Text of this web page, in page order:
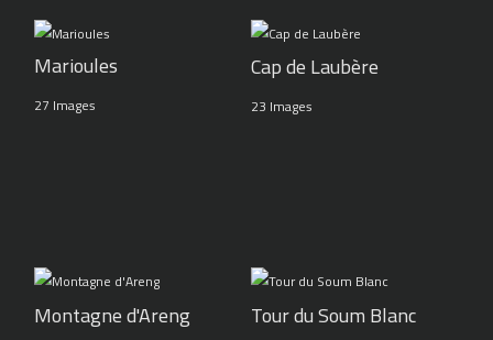
Marioules
27 Images
Cap de Laubère
23 Images
Montagne d'Areng Tour du Soum Blanc